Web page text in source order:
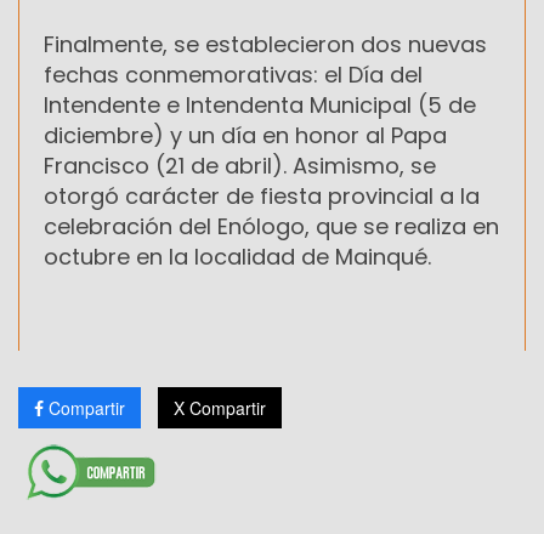
Finalmente, se establecieron dos nuevas
fechas conmemorativas: el Día del
Intendente e Intendenta Municipal (5 de
diciembre) y un día en honor al Papa
Francisco (21 de abril). Asimismo, se
otorgó carácter de fiesta provincial a la
celebración del Enólogo, que se realiza en
octubre en la localidad de Mainqué.
Compartir X Compartir